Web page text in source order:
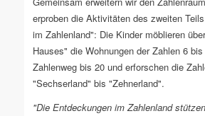
erproben die Aktivitäten des zweiten
im Zahlenland": Die Kinder möblieren
Hauses" die Wohnungen der Zahlen 6
Zahlenweg bis 20 und erforschen die
"Sechserland" bis "Zehnerland".
"Die Entdeckungen im Zahlenland